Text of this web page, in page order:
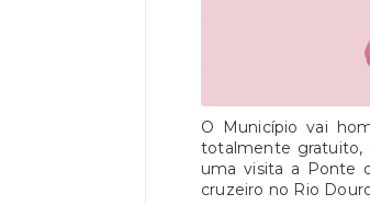
O Município vai
totalmente gratuito,
uma visita a Ponte
cruzeiro no Rio